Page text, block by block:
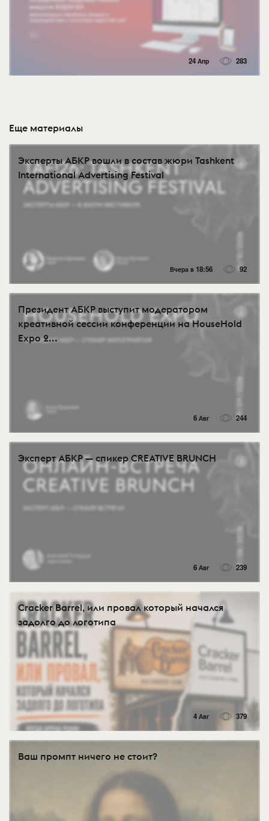
24 Апр 283
Еще материалы
Эксперты АБКР вошли в состав жюри Tashkent
International Advertising Festival
Вчера в 18:56 92
Президент АБКР выступит модератором
креативной сессии конференции на HouseHold
Expo 2...
6 Авг 244
Эксперт АБКР — спикер CREATIVE BRUNCH
6 Авг 239
Cracker Barrel, или провал который начался
задолго до логотипа
4 Авг 379
Ваш промпт ничего не стоит?